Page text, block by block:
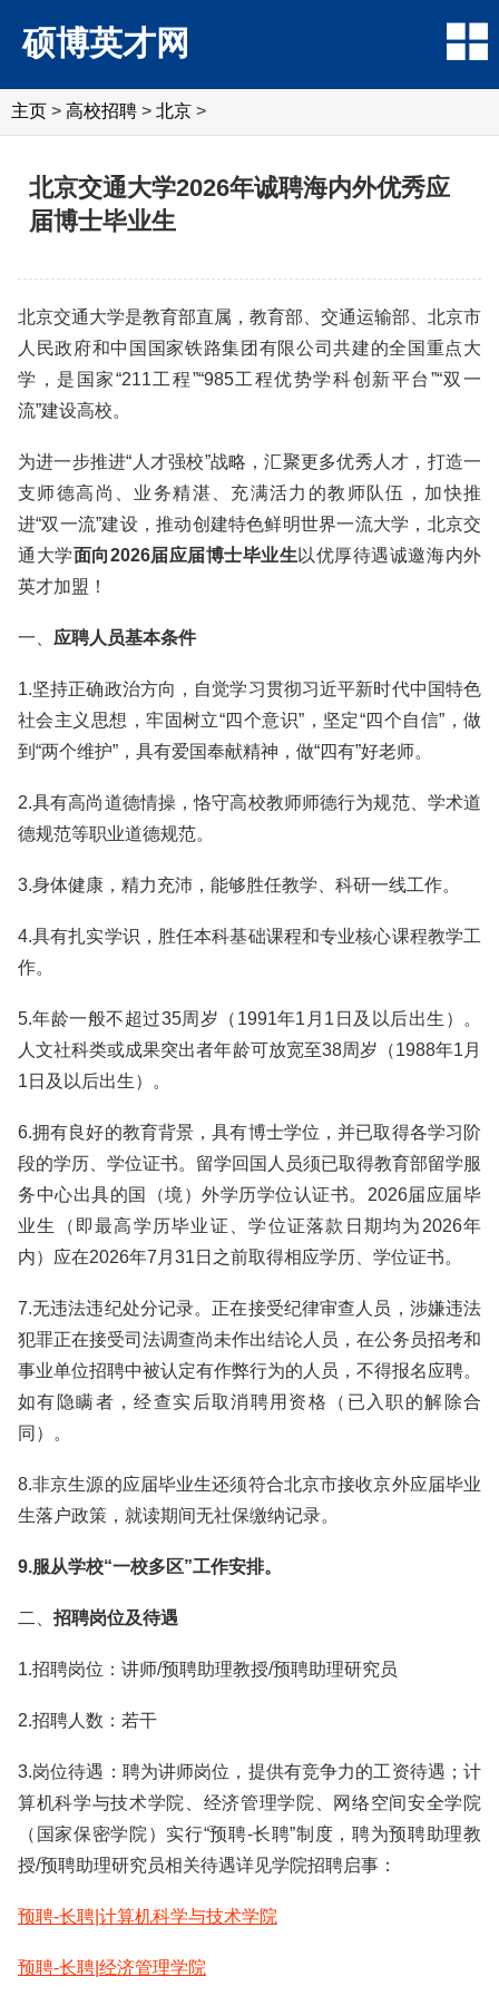
硕博英才网
主页 > 高校招聘 > 北京 >
北京交通大学2026年诚聘海内外优秀应
届博士毕业生
北京交通大学是教育部直属，教育部、交通运输部、北京市
人民政府和中国国家铁路集团有限公司共建的全国重点大
学，是国家“211工程”“985工程优势学科创新平台”“双一
流”建设高校。
为进一步推进“人才强校”战略，汇聚更多优秀人才，打造一
支师德高尚、业务精湛、充满活力的教师队伍，加快推
进“双一流”建设，推动创建特色鲜明世界一流大学，北京交
通大学面向2026届应届博士毕业生 以优厚待遇诚邀海内外
英才加盟！
一、 应聘人员基本条件
1.坚持正确政治方向，自觉学习贯彻习近平新时代中国特色
社会主义思想，牢固树立“四个意识”，坚定“四个自信”，做
到“两个维护”，具有爱国奉献精神，做“四有”好老师。
2.具有高尚道德情操，恪守高校教师师德行为规范、学术道
德规范等职业道德规范。
3.身体健康，精力充沛，能够胜任教学、科研一线工作。
4.具有扎实学识，胜任本科基础课程和专业核心课程教学工
作。
5.年龄一般不超过35周岁（1991年1月1日及以后出生）。
人文社科类或成果突出者年龄可放宽至38周岁（1988年1月
1日及以后出生）。
6.拥有良好的教育背景，具有博士学位，并已取得各学习阶
段的学历、学位证书。留学回国人员须已取得教育部留学服
务中心出具的国（境）外学历学位认证书。2026届应届毕
业生（即最高学历毕业证、学位证落款日期均为2026年
内）应在2026年7月31日之前取得相应学历、学位证书。
7.无违法违纪处分记录。正在接受纪律审查人员，涉嫌违法
犯罪正在接受司法调查尚未作出结论人员，在公务员招考和
事业单位招聘中被认定有作弊行为的人员，不得报名应聘。
如有隐瞒者，经查实后取消聘用资格（已入职的解除合
同）。
8.非京生源的应届毕业生还须符合北京市接收京外应届毕业
生落户政策，就读期间无社保缴纳记录。
9.服从学校“一校多区”工作安排。
二、 招聘岗位及待遇
1.招聘岗位：讲师/预聘助理教授/预聘助理研究员
2.招聘人数：若干
3.岗位待遇：聘为讲师岗位，提供有竞争力的工资待遇；计
算机科学与技术学院、经济管理学院、网络空间安全学院
（国家保密学院）实行“预聘-长聘”制度，聘为预聘助理教
授/预聘助理研究员相关待遇详见学院招聘启事：
预聘-长聘|计算机科学与技术学院
预聘-长聘|经济管理学院